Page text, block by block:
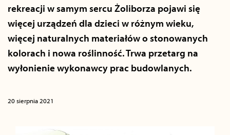
rekreacji w samym sercu Żoliborza pojawi się
więcej urządzeń dla dzieci w różnym wieku,
więcej naturalnych materiałów o stonowanych
kolorach i nowa roślinność. Trwa przetarg na
wyłonienie wykonawcy prac budowlanych.
20 sierpnia 2021